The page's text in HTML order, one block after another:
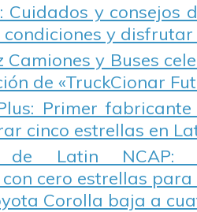
Cuidados y consejos
y disfrutar
Camiones y Buses
de «TruckCionar
Primer
cinco estrellas en
de Latin NCAP:
cero estrellas para
Corolla baja a